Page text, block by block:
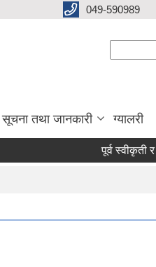
049-590989
सूचना तथा जानकारी ग्यालरी
पूर्व स्वीकृती र